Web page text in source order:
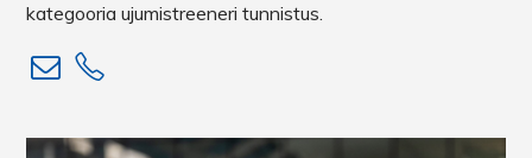
kategooria ujumistreeneri tunnistus.